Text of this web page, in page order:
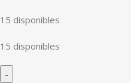
15 disponibles
15 disponibles